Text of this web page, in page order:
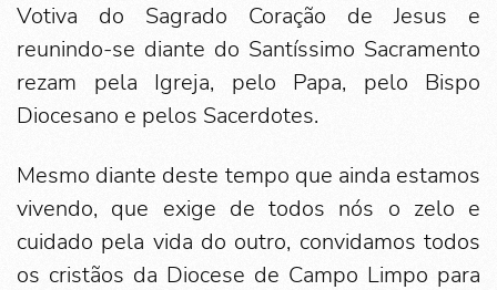
Votiva do Sagrado Coração de Jesus e
reunindo-se diante do Santíssimo Sacramento
rezam pela Igreja, pelo Papa, pelo Bispo
Diocesano e pelos Sacerdotes.
Mesmo diante deste tempo que ainda estamos
vivendo, que exige de todos nós o zelo e
cuidado pela vida do outro, convidamos todos
os cristãos da Diocese de Campo Limpo para